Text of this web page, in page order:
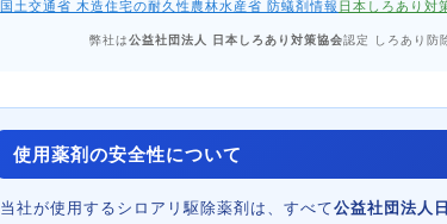
国土交通省 木造住宅の耐久性 農林水産省 防蟻剤情報 日本しろあり対
弊社は公益社団法人 日本しろあり対策協会認定 しろあり防
使用薬剤の安全性について
当社が使用するシロアリ駆除薬剤は、すべて公益社団法人